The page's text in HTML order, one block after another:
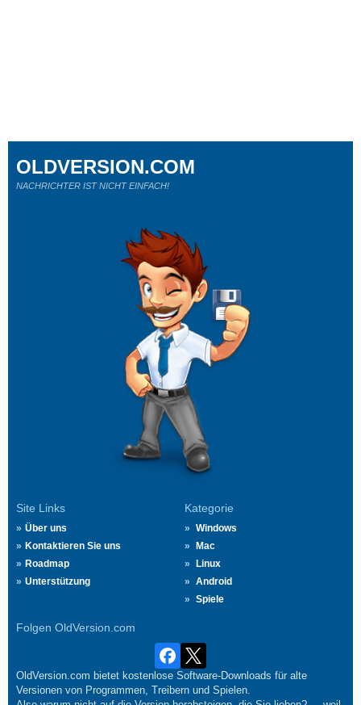
Site Links
Über uns
Kontaktieren Sie uns
Roadmap
Unterstützung
Kategorie
Windows
Mac
Linux
Android
Spiele
Folgen OldVersion.com
OLDVERSION.COM
NACHRICHTER IST NICHT EINFACH!
OldVersion.com bietet kostenlose Software-Downloads für alte
Versionen von Programmen, Treibern und Spielen.